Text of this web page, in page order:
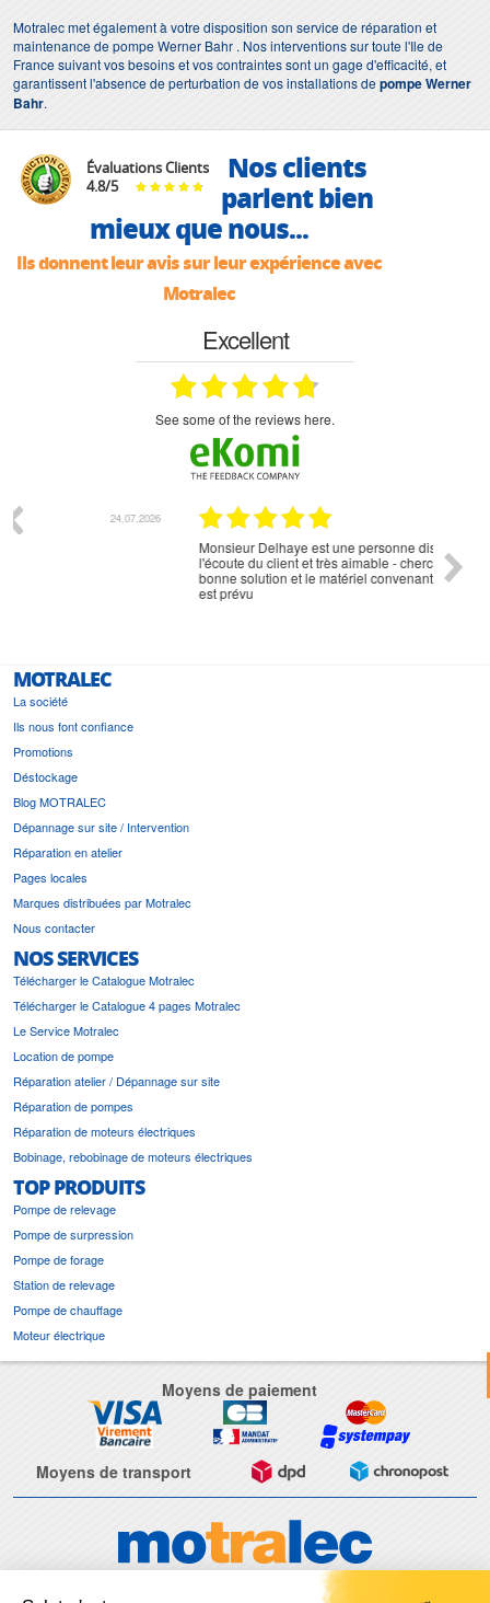
Motralec met également à votre disposition son service de réparation et
maintenance de pompe Werner Bahr . Nos interventions sur toute l'Ile de
France suivant vos besoins et vos contraintes sont un gage d'efficacité, et
garantissent l'absence de perturbation de vos installations depompe Werner
Bahr.
Évaluations Clients
4.8/5
Nos clients
parlent bien
mieux que nous...
Ils donnent leur avis sur leur expérience avec
Motralec
Excellent
see some of the reviews here.
Monsieur Delhaye est une personne disponible, à
l'écoute du client et très aimable - cherchant toujours la
bonne solution et le matériel convenant à l'usage qui en
MOTRALEC
La société
Ils nous font confiance
Promotions
Déstockage
Blog MOTRALEC
Dépannage sur site / Intervention
Réparation en atelier
Pages locales
Marques distribuées par Motralec
Nous contacter
NOS SERVICES
Télécharger le Catalogue Motralec
Télécharger le Catalogue 4 pages Motralec
Le Service Motralec
Location de pompe
Réparation atelier / Dépannage sur site
Réparation de pompes
Réparation de moteurs électriques
Bobinage, rebobinage de moteurs électriques
TOP PRODUITS
Pompe de relevage
Pompe de surpression
Pompe de forage
Station de relevage
Pompe de chauffage
Moteur électrique
Moyens de paiement
Moyens de transport